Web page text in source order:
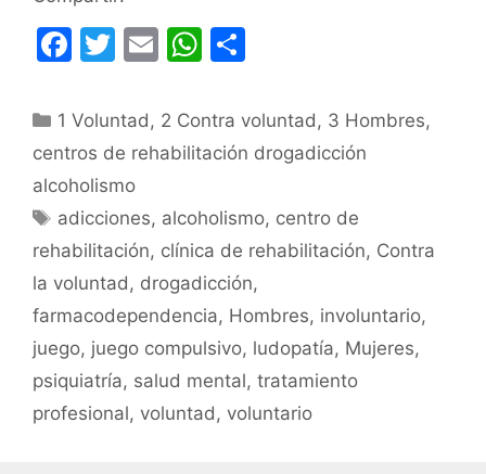
F
c
e
b
o
o
k
T
itt
er
E
ai
l
W
at
s
p
p
m
p
tir
Categorías
1 Voluntad , 2 Contra voluntad , 3 Hombres,
centros de rehabilitación drogadicción
alcoholismo
Etiquetas
adicciones, alcoholismo, centro de
rehabilitación, clínica de rehabilitación, Contra
la voluntad , drogadicción,
farmacodependencia, Hombres, involuntario,
juego, juego compulsivo, ludopatía, Mujeres,
psiquiatría, salud mental, tratamiento
profesional, voluntad , voluntario